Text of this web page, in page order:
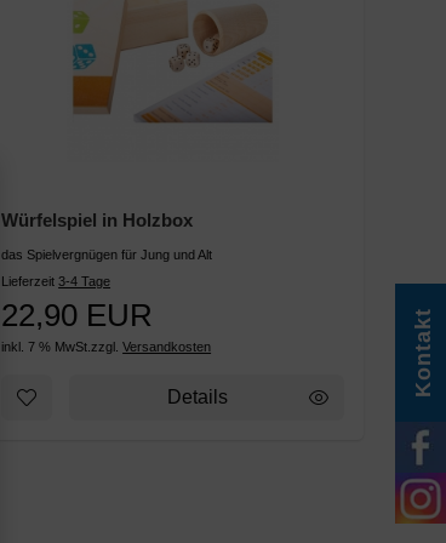
Würfelspiel in Holzbox
das Spielvergnügen für Jung und Alt
Lieferzeit3-4 Tage
22,90 EUR
inkl. 7 % MwSt. zzgl.Versandkosten
Details Kontakt